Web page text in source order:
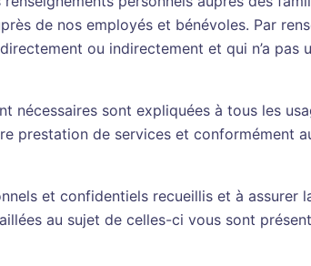
de nos employés et bénévoles. Par
ou indirectement et qui n’a pas
nécessaires sont expliquées à tous les
prestation de services et conformément
et confidentiels recueillis et à
au sujet de celles-ci vous sont